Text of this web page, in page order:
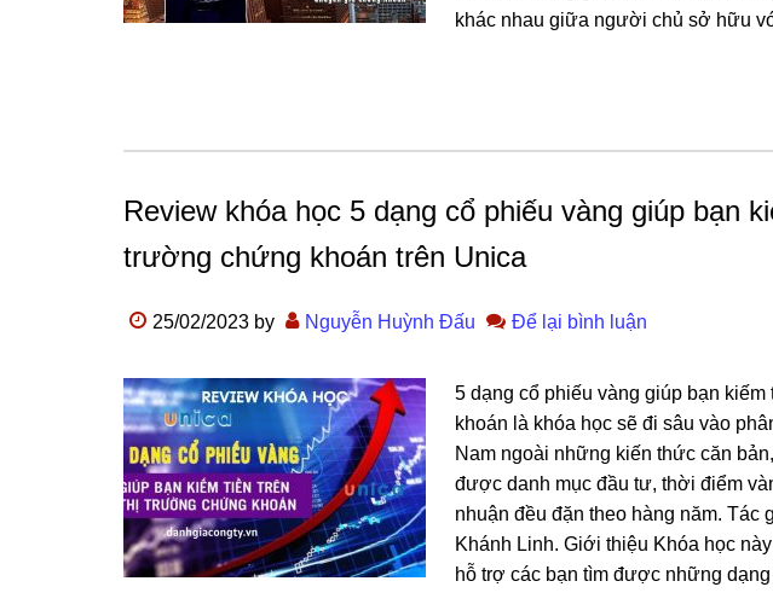
khác nhau giữa người chủ sở hữu
Review khóa học 5 dạng cổ phiếu vàng giúp bạn
trường chứng khoán trên Unica
25/02/2023 by Nguyễn Huỳnh Đấu Để lại bình luận
5 dạng cổ phiếu vàng giúp bạn
khoán là khóa học sẽ đi sâu vào
Nam ngoài những kiến thức căn
được danh mục đầu tư, thời điểm
nhuận đều đặn theo hàng năm. Tác
Khánh Linh. Giới thiệu Khóa học
hỗ trợ các bạn tìm được những dạng